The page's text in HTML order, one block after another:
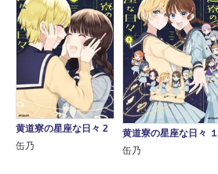
黄道寮の星座な日々 2
缶乃
黄道寮の星座な日々 １
缶乃